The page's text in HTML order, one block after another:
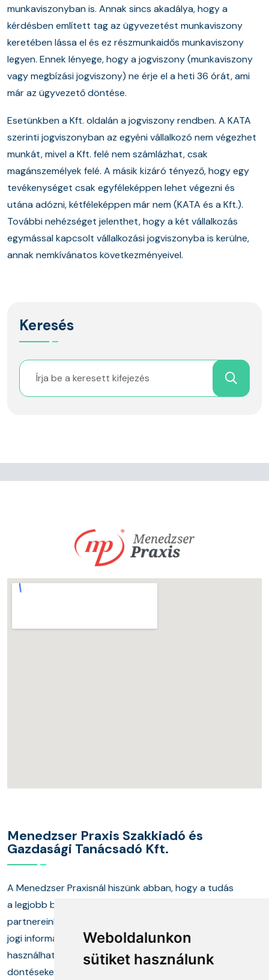
Az oldal sütiket
használ
Weboldalunkon
sütiket használunk
munkaviszonyban is. Annak sincs akadálya, hogy a
kérdésben említett tag az ügyvezetést munkaviszony
keretében lássa el és ez részmunkaidős munkaviszony
legyen. Ennek lényege, hogy a jogviszony (munkaviszony
vagy megbízási jogviszony) ne érje el a heti 36 órát, ami
már az ügyvezető döntése.
Esetünkben a Kft. oldalán a jogviszony rendben. A KATA
szerinti jogviszonyban az egyéni vállalkozó nem végezhet
munkát, mivel a Kft. felé nem számlázhat, csak
magánszemélyek felé. A másik kizáró tényező, hogy egy
tevékenységet csak egyféleképpen lehet végezni és
utána adózni, kétféleképpen már nem (KATA és a Kft.).
További nehézséget jelenthet, hogy a két vállalkozás
egymással kapcsolt vállalkozási jogviszonyba is kerülne,
annak nemkívánatos következményeivel.
Keresés
Menedzser Praxis Szakkiadó és
Gazdasági Tanácsadó Kft.
A Menedzser Praxisnál hiszünk abban, hogy a tudás
a legjobb befektetés. Több mint húsz éve segítjük
partnereinket abban, hogy naprakész gazdasági és
jogi információkkal, valamint a gyakorlatban is
használható megoldásokkal hozhassanak felelős
döntéseket. Képzéseink, kiadványaink és szakértő